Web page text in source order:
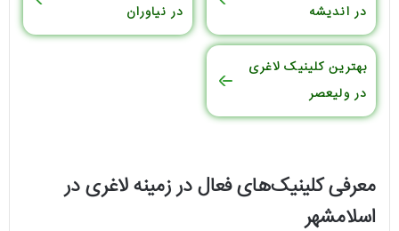
در اندیشه
در نیاوران
بهترین کلینیک لاغری
در ولیعصر
معرفی کلینیک‌های فعال در زمینه لاغری در
اسلامشهر